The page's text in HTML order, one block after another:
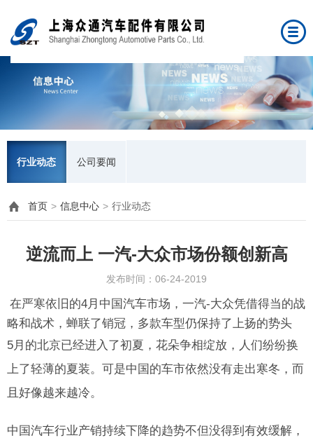
行业动态 公司要闻
首页 > 信息中心 > 行业动态
逆流而上 一汽-大众市场份额创新高
发布时间：06-24-2019
在严寒依旧的4月中国汽车市场，一汽-大众凭借得当的战
略和战术，蝉联了销冠，多款车型仍保持了上扬的势头
5月的北京已经进入了初夏，花朵争相绽放，人们纷纷换
上了轻薄的夏装。可是中国的车市依然没有走出寒冬，而
且好像越来越冷。
中国汽车行业产销持续下降的趋势不但没得到有效缓解，